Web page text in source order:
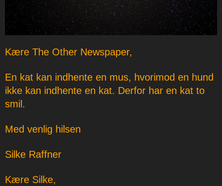
Kære The Other Newspaper,
En kat kan indhente en mus, hvorimod en hund
ikke kan indhente en kat. Derfor har en kat to
smil.
Med venlig hilsen
Silke Raffner
Kære Silke,